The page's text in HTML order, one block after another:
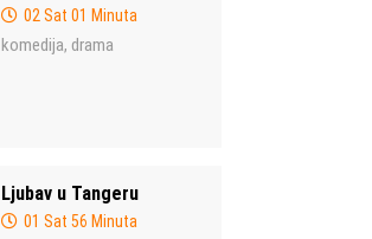
02 Sat 01 Minuta
komedija, drama
Ljubav u Tangeru
01 Sat 56 Minuta